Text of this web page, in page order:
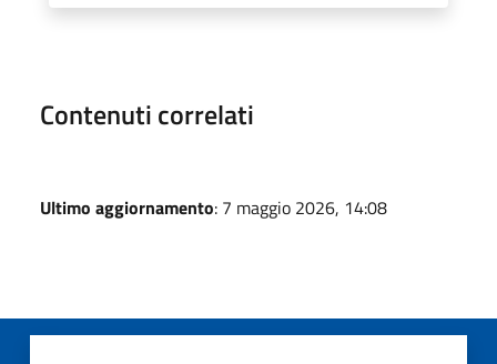
Contenuti correlati
Ultimo aggiornamento: 7 maggio 2026, 14:08